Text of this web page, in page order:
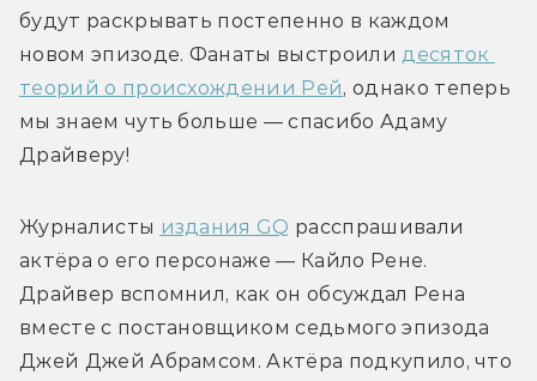
будут раскрывать постепенно в каждом
новом эпизоде. Фанаты выстроили десяток
теорий о происхождении Рей, однако теперь
мы знаем чуть больше — спасибо Адаму
Драйверу!
Журналисты издания GQ расспрашивали
актёра о его персонаже — Кайло Рене.
Драйвер вспомнил, как он обсуждал Рена
вместе с постановщиком седьмого эпизода
Джей Джей Абрамсом. Актёра подкупило, что